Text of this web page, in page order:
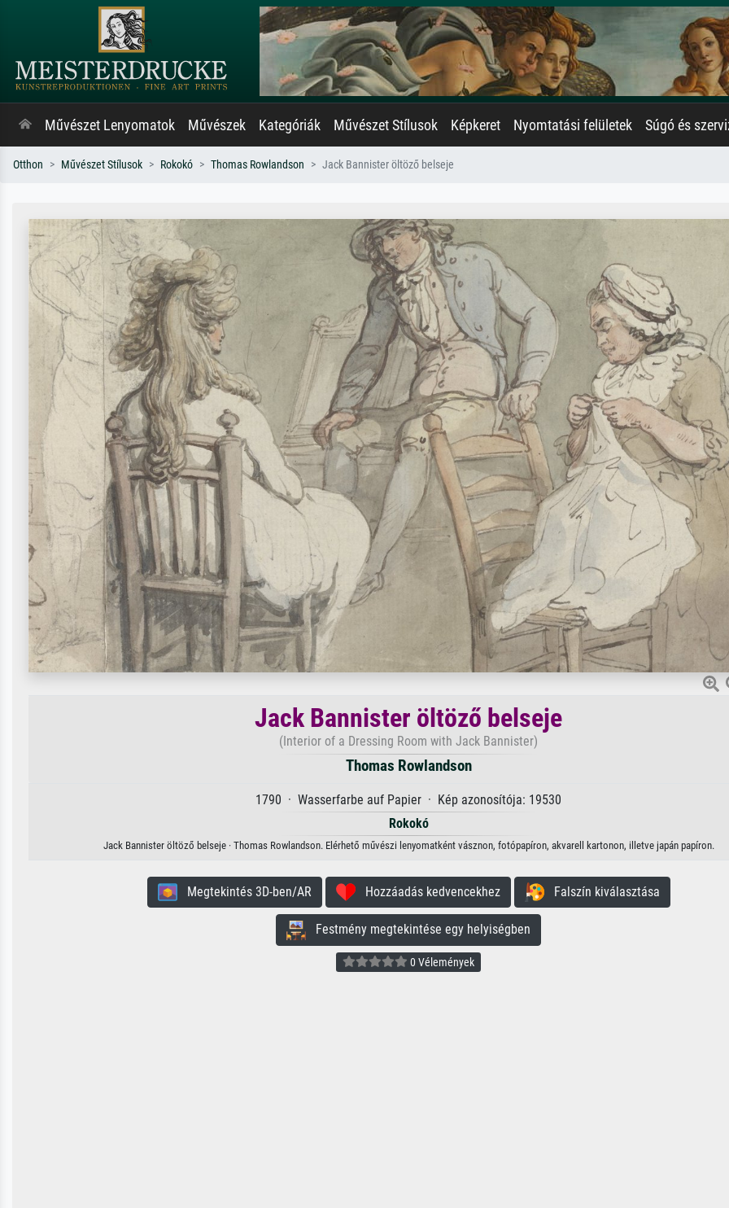
Művészet Lenyomatok Művészek Kategóriák Művészet Stílusok Képkeret Nyomtatási felületek Súgó és
Otthon Művészet Stílusok Rokokó Thomas Rowlandson Jack Bannister öltöző belseje
Jack Bannister öltöző belseje
(Interior of a Dressing Room with Jack Bannister)
Thomas Rowlandson
1790 · Wasserfarbe auf Papier · Kép azonosítója: 19530
Rokokó
Jack Bannister öltöző belseje · Thomas Rowlandson. Elérhető művészi lenyomatként vásznon, fotópapíron, akvarell kartonon, illetve japán papíron.
Megtekintés 3D-ben/AR Hozzáadás kedvencekhez Falszín kiválasztása
Festmény megtekintése egy helyiségben
0 Vélemények